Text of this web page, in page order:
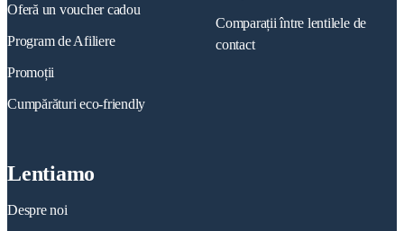
Oferă un voucher cadou
Program de Afiliere
Promoții
Cumpărături eco-friendly
Comparații între lentilele de
contact
Lentiamo
Despre noi